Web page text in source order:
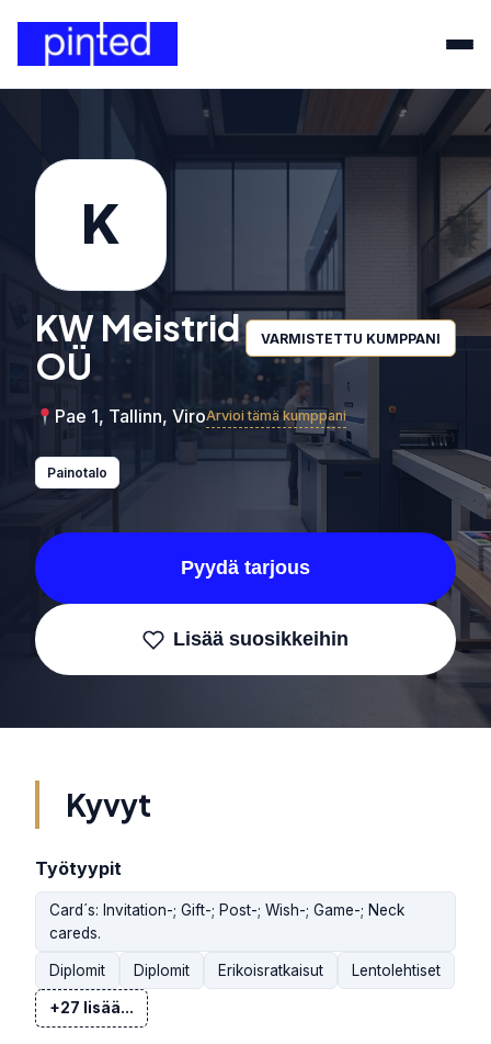
K
KW Meistrid
OÜ
VARMISTETTU KUMPPANI
Pae 1, Tallinn, ViroArvioi tämä kumppani
Painotalo
Pyydä tarjous
Lisää suosikkeihin
Kyvyt
Työtyypit
Card´s: Invitation-; Gift-; Post-; Wish-; Game-; Neck
careds.
Diplomit Diplomit Erikoisratkaisut Lentolehtiset
+27 lisää...